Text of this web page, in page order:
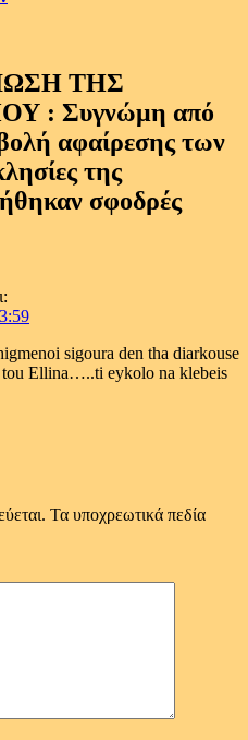
ΤΗΣ
: Συγνώμη από
αφαίρεσης των
της
σφοδρές
sigoura den tha diarkouse
Ellina…..ti eykolo na klebeis
Τα υποχρεωτικά πεδία